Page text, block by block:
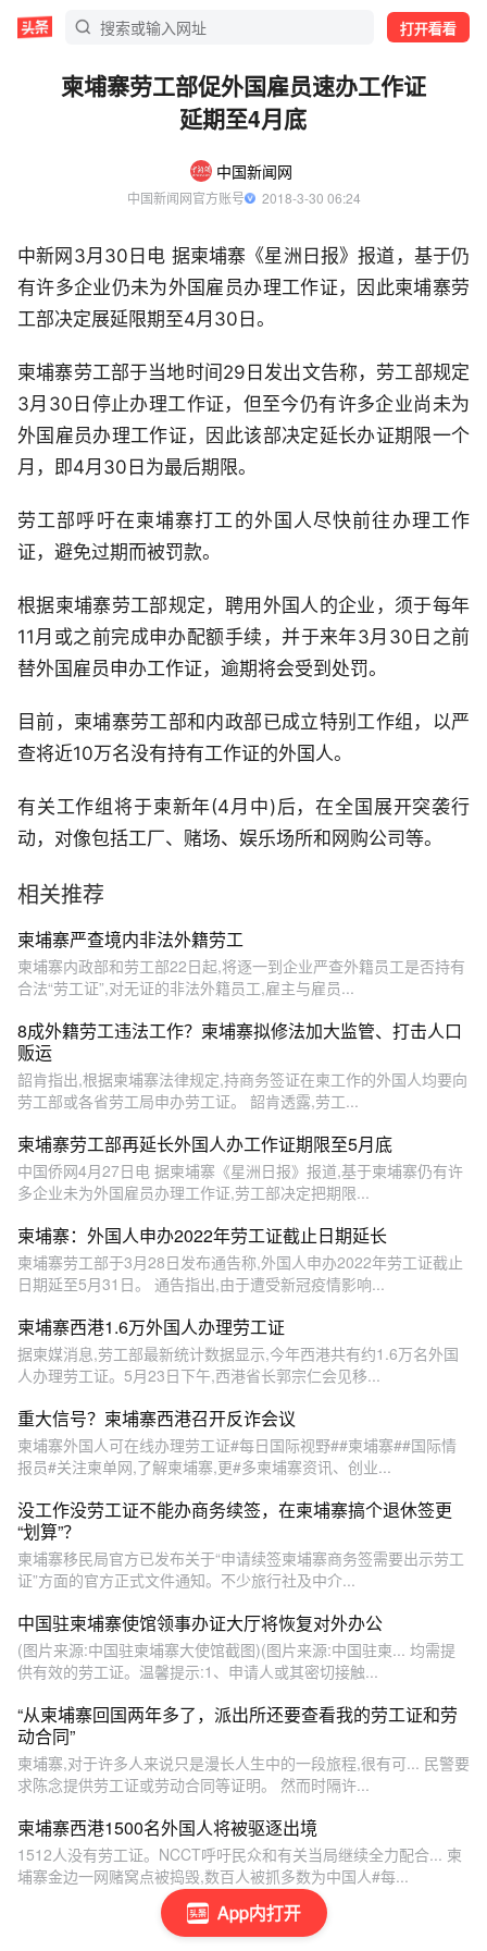
打开看看
App内打开
柬埔寨劳工部促外国雇员速办工作证
延期至4月底
中国新闻网
中国新闻网官方账号
  2018-3-30 06:24
中新网3月30日电 据柬埔寨《星洲日报》报道，基于仍
有许多企业仍未为外国雇员办理工作证，因此柬埔寨劳
工部决定展延限期至4月30日。
柬埔寨劳工部于当地时间29日发出文告称，劳工部规定
3月30日停止办理工作证，但至今仍有许多企业尚未为
外国雇员办理工作证，因此该部决定延长办证期限一个
月，即4月30日为最后期限。
劳工部呼吁在柬埔寨打工的外国人尽快前往办理工作
证，避免过期而被罚款。
根据柬埔寨劳工部规定，聘用外国人的企业，须于每年
11月或之前完成申办配额手续，并于来年3月30日之前
替外国雇员申办工作证，逾期将会受到处罚。
目前，柬埔寨劳工部和内政部已成立特别工作组，以严
查将近10万名没有持有工作证的外国人。
有关工作组将于柬新年(4月中)后，在全国展开突袭行
动，对像包括工厂、赌场、娱乐场所和网购公司等。
相关推荐
柬埔寨严查境内非法外籍劳工
柬埔寨内政部和劳工部22日起,将逐一到企业严查外籍员工是否持有
合法“劳工证”,对无证的非法外籍员工,雇主与雇员...
8成外籍劳工违法工作？柬埔寨拟修法加大监管、打击人口
贩运
韶肯指出,根据柬埔寨法律规定,持商务签证在柬工作的外国人均要向
劳工部或各省劳工局申办劳工证。 韶肯透露,劳工...
柬埔寨劳工部再延长外国人办工作证期限至5月底
中国侨网4月27日电 据柬埔寨《星洲日报》报道,基于柬埔寨仍有许
多企业未为外国雇员办理工作证,劳工部决定把期限...
柬埔寨：外国人申办2022年劳工证截止日期延长
柬埔寨劳工部于3月28日发布通告称,外国人申办2022年劳工证截止
日期延至5月31日。 通告指出,由于遭受新冠疫情影响...
柬埔寨西港1.6万外国人办理劳工证
据柬媒消息,劳工部最新统计数据显示,今年西港共有约1.6万名外国
人办理劳工证。5月23日下午,西港省长郭宗仁会见移...
重大信号？柬埔寨西港召开反诈会议
柬埔寨外国人可在线办理劳工证#每日国际视野##柬埔寨##国际情
报员#关注柬单网,了解柬埔寨,更#多柬埔寨资讯、创业...
没工作没劳工证不能办商务续签，在柬埔寨搞个退休签更
“划算”？
柬埔寨移民局官方已发布关于“申请续签柬埔寨商务签需要出示劳工
证”方面的官方正式文件通知。不少旅行社及中介...
中国驻柬埔寨使馆领事办证大厅将恢复对外办公
(图片来源:中国驻柬埔寨大使馆截图)(图片来源:中国驻柬... 均需提
供有效的劳工证。温馨提示:1、申请人或其密切接触...
“从柬埔寨回国两年多了，派出所还要查看我的劳工证和劳
动合同”
柬埔寨,对于许多人来说只是漫长人生中的一段旅程,很有可... 民警要
求陈念提供劳工证或劳动合同等证明。 然而时隔许...
柬埔寨西港1500名外国人将被驱逐出境
1512人没有劳工证。NCCT呼吁民众和有关当局继续全力配合... 柬
埔寨金边一网赌窝点被捣毁,数百人被抓多数为中国人#每...